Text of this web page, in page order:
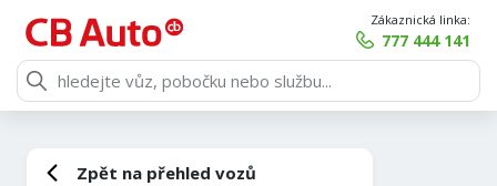
Zákaznická linka:
777 444 141
Zpět na přehled vozů